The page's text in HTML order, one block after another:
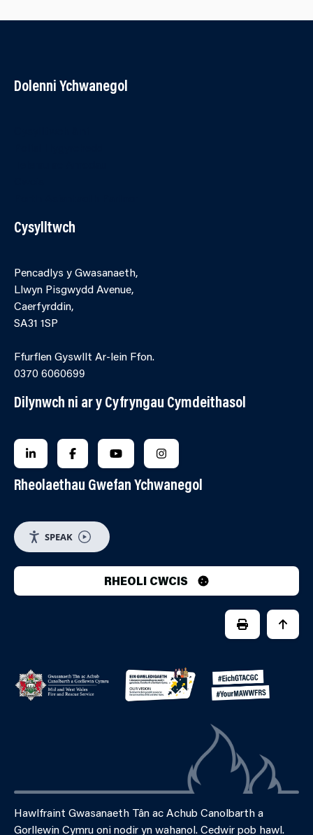
Dolenni Ychwanegol
Cysylltwch
Pencadlys y Gwasanaeth,
Llwyn Pisgwydd Avenue,
Caerfyrddin,
SA31 1SP
Ffurflen Gyswllt Ar-lein Ffon.
0370 6060699
Dilynwch ni ar y Cyfryngau Cymdeithasol
FOLLOW US ON LINKEDIN
FOLLOW US ON FACEBOOK
FOLLOW US ON YOUTUBE
FOLLOW US ON
Rheolaethau Gwefan Ychwanegol
SPEAK
RHEOLI CWCIS
PRINT PAGE
JUMP
Hawlfraint Gwasanaeth Tân ac Achub Canolbarth a
Gorllewin Cymru oni nodir yn wahanol. Cedwir pob hawl.